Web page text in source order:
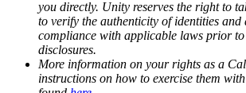
you directly. Unity reserves the right to
to verify the authenticity of identities
compliance with applicable laws prior
disclosures.
More information on your rights as a
instructions on how to exercise them